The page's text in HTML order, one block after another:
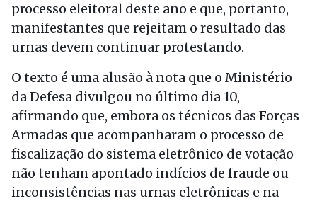
processo eleitoral deste ano e que, portanto,
manifestantes que rejeitam o resultado das
urnas devem continuar protestando.
O texto é uma alusão à nota que o Ministério
da Defesa divulgou no último dia 10,
afirmando que, embora os técnicos das Forças
Armadas que acompanharam o processo de
fiscalização do sistema eletrônico de votação
não tenham apontado indícios de fraude ou
inconsistências nas urnas eletrônicas e na